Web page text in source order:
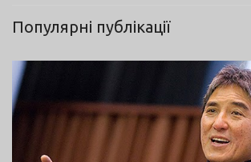
Популярні публікації